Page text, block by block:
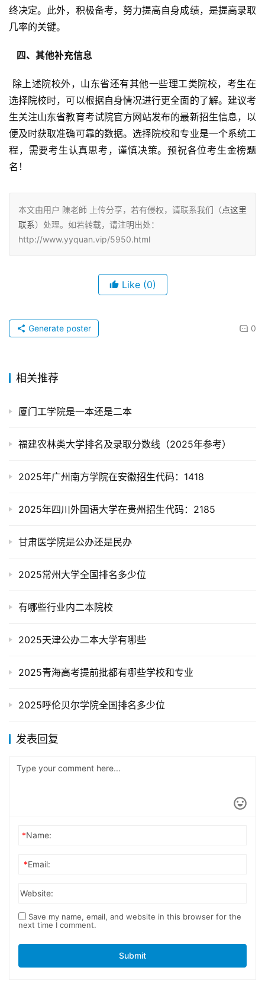
终决定。此外，积极备考，努力提高自身成绩，是提高录取
几率的关键。
  四、其他补充信息
选择院校时，可以根据自身情况进行更全面的了解。建议考
生关注山东省教育考试院官方网站发布的最新招生信息，以
便及时获取准确可靠的数据。选择院校和专业是一个系统工
程，需要考生认真思考，谨慎决策。预祝各位考生金榜题
名！
本文由用户 陳老師 上传分享，若有侵权，请联系我们（点这里
联系）处理。如若转载，请注明出处：
http://www.yyquan.vip/5950.html
Like (0)
0
Generate poster
相关推荐
厦门工学院是一本还是二本
福建农林类大学排名及录取分数线（2025年参考）
2025年广州南方学院在安徽招生代码：1418
2025年四川外国语大学在贵州招生代码：2185
甘肃医学院是公办还是民办
2025常州大学全国排名多少位
有哪些行业内二本院校
2025天津公办二本大学有哪些
2025青海高考提前批都有哪些学校和专业
2025呼伦贝尔学院全国排名多少位
发表回复
*Name:
*Email:
Website:
Save my name, email, and website in this browser for the
next time I comment.
Submit